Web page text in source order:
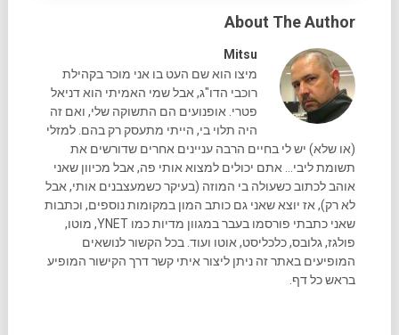
About The Author
Mitsu
מיצו הוא שם העט בו אני מוכר בקהילת
רוכבי הדו"ג, אבל שמי האמיתי הוא דניאל
פטרי. אופנועים הם התשוקה שלי, ואם זה
היה תלוי בי, הייתי מתעסק רק בהם. למזלי
(או שלא) יש לי בחיים הרבה עניינים אחרים שדורשים את
תשומת ליבי... אתם יכולים למצוא אותי פה, אבל מכיוון שאני
אוהב לכתוב כשעולה בי המוזה (בעיקר כשמעצבנים אותי, אבל
לא רק), אז יוצא שאני גם כותב המון במקומות נוספים, וכתבות
שאני כתבתי פורסמו בעבר במגוון מדיות כמו YNET, מוטו,
פולגז, גלובס, כלכליסט, אוטו ועוד. בכל הקשור לנושאים
המופיעים באתר זה ניתן ליצור איתי קשר דרך הקישור המופיע
בראש כל דף.